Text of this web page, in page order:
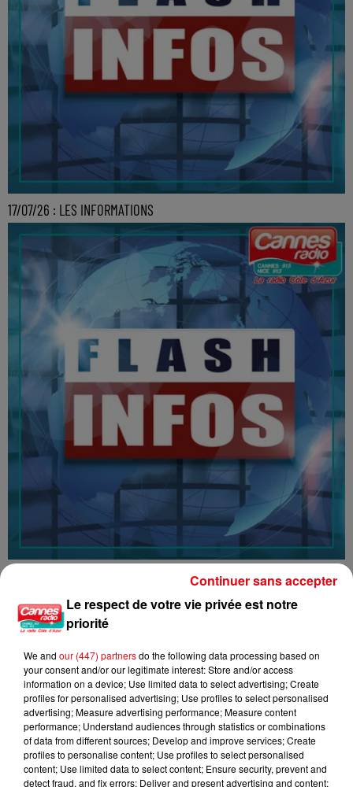
17/07/26 : LES INFORMATIONS
Le respect de votre vie privée est notre
priorité
We and our (447) partnersdo the following data processing based on
your consent and/or our legitimate interest: Store and/or access
information on a device; Use limited data to select advertising; Create
profiles for personalised advertising; Use profiles to select personalised
advertising; Measure advertising performance; Measure content
performance; Understand audiences through statistics or combinations
of data from different sources; Develop and improve services; Create
profiles to personalise content; Use profiles to select personalised
content; Use limited data to select content; Ensure security, prevent and
detect fraud, and fix errors; Deliver and present advertising and content;
Continuer sans accepter